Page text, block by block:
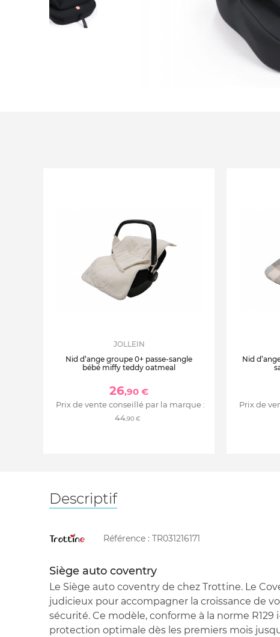
JOLLEIN
Nid d’ange groupe 0+ passe-sangle
bébé miffy teddy oatmeal
26,90 €
Prix de vente conseillé par la marque :
44,90 €
Nid
Prix de
Descriptif
Référence : TR031216171
Siège auto coventry
Le Siège auto coventry de chez Trottine. Le
judicieux pour accompagner la croissance de
sécurité. Ce modèle, conforme à la norme R129
protection optimale dès les premiers mois